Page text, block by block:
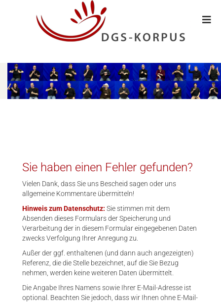
Sie haben einen Fehler gefunden?
Vielen Dank, dass Sie uns Bescheid sagen oder uns
allgemeine Kommentare übermitteln!
Hinweis zum Datenschutz: Sie stimmen mit dem
Absenden dieses Formulars der Speicherung und
Verarbeitung der in diesem Formular eingegebenen Daten
zwecks Verfolgung Ihrer Anregung zu.
Außer der ggf. enthaltenen (und dann auch angezeigten)
Referenz, die die Stelle bezeichnet, auf die Sie Bezug
nehmen, werden keine weiteren Daten übermittelt.
Die Angabe Ihres Namens sowie Ihrer E-Mail-Adresse ist
optional. Beachten Sie jedoch, dass wir Ihnen ohne E-Mail-